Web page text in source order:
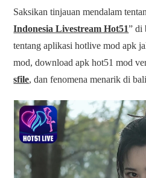
Saksikan tinjauan mendalam
Indonesia Livestream Hot51” di
tentang aplikasi hotlive mod apk
mod, download apk hot51 mod
sfile, dan fenomena menarik di